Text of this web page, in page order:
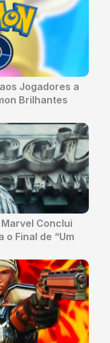
Jogadores a
Brilhantes
Conclui
o Final de “Um